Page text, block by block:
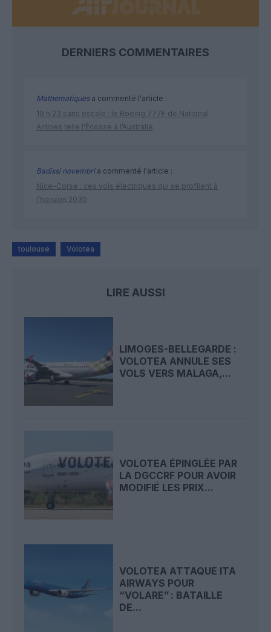
DERNIERS COMMENTAIRES
Mathématiquesa commenté l'article :
19 h 23 sans escale : le Boeing 777F de National
Airlines relie l’Écosse à l’Australie
Badissi novembria commenté l'article :
Nice–Corse : ces vols électriques qui se profilent à
l’horizon 2030
toulouse Volotea
LIRE AUSSI
LIMOGES-BELLEGARDE :
VOLOTEA ANNULE SES
VOLS VERS MALAGA,...
VOLOTEA ÉPINGLÉE PAR
LA DGCCRF POUR AVOIR
MODIFIÉ LES PRIX...
VOLOTEA ATTAQUE ITA
AIRWAYS POUR
“VOLARE” : BATAILLE
DE...